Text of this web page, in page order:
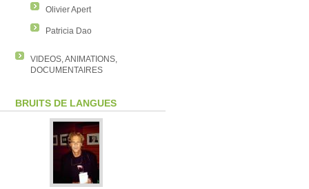
Olivier Apert
Patricia Dao
VIDEOS, ANIMATIONS,
DOCUMENTAIRES
BRUITS DE LANGUES